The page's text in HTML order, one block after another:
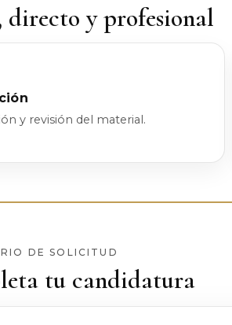
directo y profesional
y revisión del material.
DE SOLICITUD
tu candidatura